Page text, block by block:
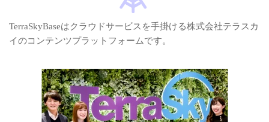
TerraSkyBaseはクラウドサービスを手掛ける株式会社テラスカ
イのコンテンツプラットフォームです。